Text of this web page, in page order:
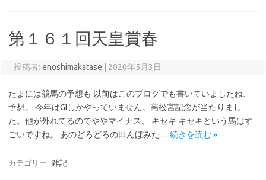
第１６１回天皇賞春
投稿者: enoshimakatase 2020年5月3日
たまには競馬の予想も 以前はこのブログでも書いていましたね、
予想。 今年はGIしかやっていません。高松宮記念が当たりまし
た。他が外れてるのでややマイナス。 キセキ キセキという馬はす
ごいですね。 あのどろどろの田んぼみた… 続きを読む »
カテゴリー: 雑記